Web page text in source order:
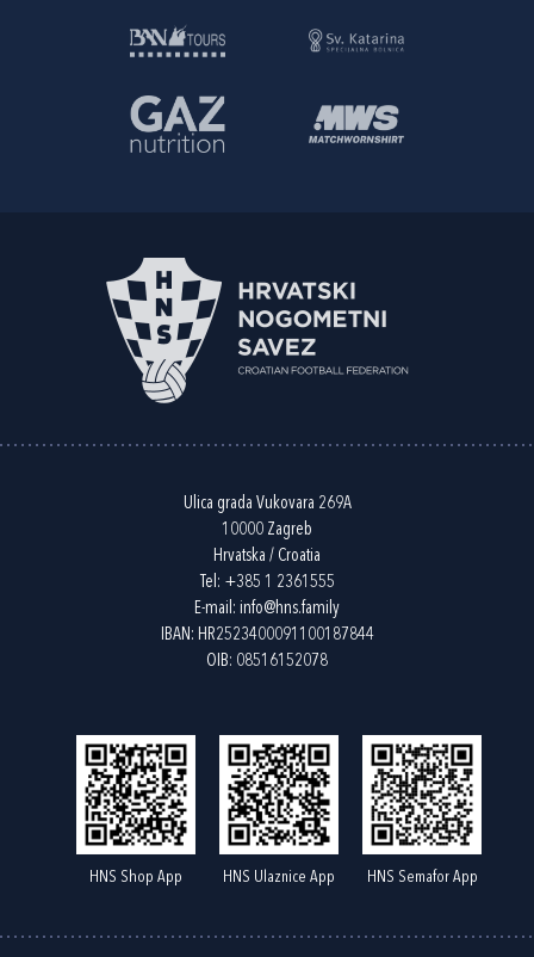
Ulica grada Vukovara 269A
10000 Zagreb
Hrvatska / Croatia
Tel: +385 1 2361555
E-mail: info@hns.family
IBAN: HR2523400091100187844
OIB: 08516152078
HNS Shop App HNS Ulaznice App HNS Semafor App